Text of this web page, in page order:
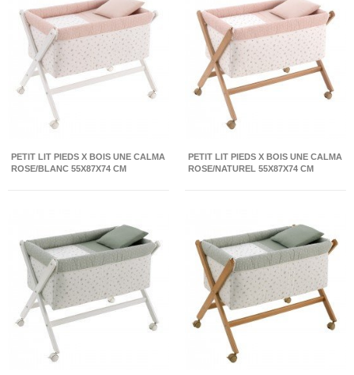
PETIT LIT PIEDS X BOIS UNE CALMA
ROSE/BLANC 55X87X74 CM
PETIT LIT PIEDS X BOIS UNE CALMA
ROSE/NATUREL 55X87X74 CM